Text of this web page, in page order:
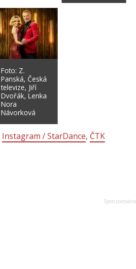
Foto: Z.
Panská, Česká
televize, Jiří
Dvořák, Lenka
Nora
Návorková
Instagram / StarDance, ČTK